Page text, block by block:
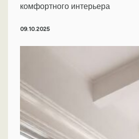
комфортного интерьера
09.10.2025